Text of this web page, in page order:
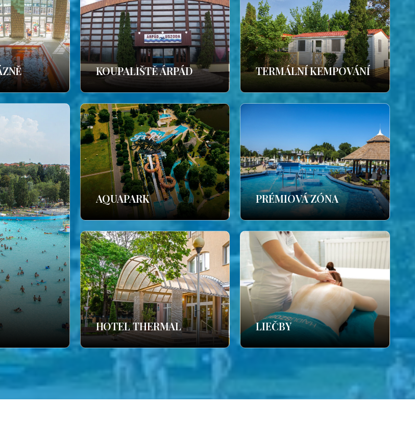
KOUPALIŠTĚ ÁRPÁD TERMÁLNÍ KEMPOVÁNÍ
AQUAPARK PRÉMIOVÁ ZÓNA
HOTEL THERMAL LIEČBY